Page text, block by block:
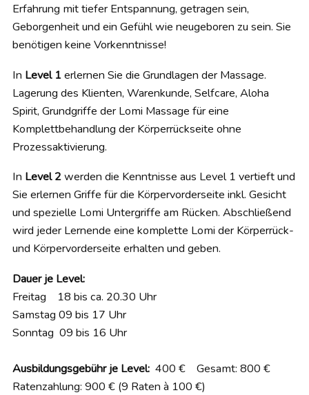
Erfahrung mit tiefer Entspannung, getragen sein,
Geborgenheit und ein Gefühl wie neugeboren zu sein. Sie
benötigen keine Vorkenntnisse!
In Level 1erlernen Sie die Grundlagen der Massage.
Lagerung des Klienten, Warenkunde, Selfcare, Aloha
Spirit, Grundgriffe der Lomi Massage für eine
Komplettbehandlung der Körperrückseite ohne
Prozessaktivierung.
In Level 2werden die Kenntnisse aus Level 1 vertieft und
Sie erlernen Griffe für die Körpervorderseite inkl. Gesicht
und spezielle Lomi Untergriffe am Rücken. Abschließend
wird jeder Lernende eine komplette Lomi der Körperrück-
und Körpervorderseite erhalten und geben.
Dauer je Level:
Freitag 18 bis ca. 20.30 Uhr
Samstag 09 bis 17 Uhr
Sonntag 09 bis 16 Uhr
Ausbildungsgebühr je Level:400 € Gesamt: 800 €
Ratenzahlung: 900 € (9 Raten à 100 €)